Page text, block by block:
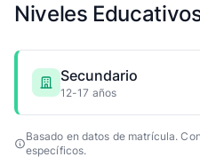
Niveles
Secundario
12-17 años
Basado en datos de matrícula.
específicos.